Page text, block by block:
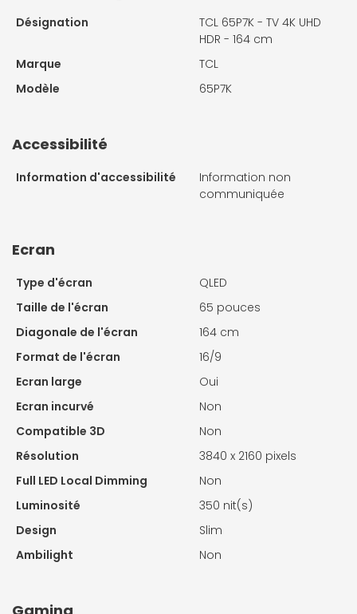
Désignation
TCL 65P7K - TV 4K UHD
HDR - 164 cm
Marque
TCL
Modèle
65P7K
Accessibilité
Information d'accessibilité
Information non
communiquée
Ecran
Type d'écran
QLED
Taille de l'écran
65 pouces
Diagonale de l'écran
164 cm
Format de l'écran
16/9
Ecran large
Oui
Ecran incurvé
Non
Compatible 3D
Non
Résolution
3840 x 2160 pixels
Full LED Local Dimming
Non
Luminosité
350 nit(s)
Design
Slim
Ambilight
Non